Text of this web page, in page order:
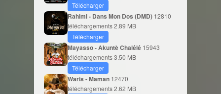
Télécharger
Rahimi - Dans Mon Dos (DMD) 12810
téléchargements2.89 MB
Télécharger
Mayasso - Akuntè Chalélé 15943
téléchargements3.50 MB
Télécharger
Waris - Maman 12470
téléchargements2.62 MB